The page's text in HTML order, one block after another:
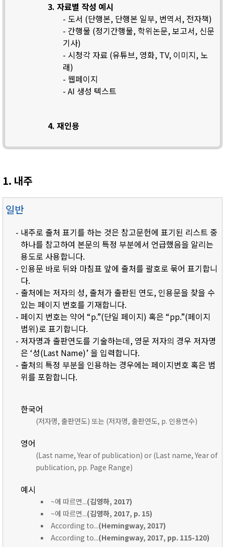
3. 자료별 작성 예시
- 도서 (단행본, 단행본 일부, 번역서, 전자책)
- 간행물 (정기간행물, 학위논문, 보고서, 신문
기사)
- 시청각 자료 (유튜브, 영화, TV, 이미지, 노
래)
- 웹페이지
- AI 생성 텍스트
4. 재인용
1. 내주
일반
- 내주로 출처 표기를 하는 것은 참고문헌에 표기된 리스트 중
하나를 참고하여 본문의 특정 부분에서 언급했음을 알리는
용도로 사용합니다.
- 인용문 바로 뒤와 마침표 앞에 출처를 괄호로 묶어 표기합니
다.
- 출처에는 저자의 성, 출처가 출판된 연도, 인용문을 찾을 수
있는 페이지 번호를 기재합니다.
- 페이지 번호는 약어 “p.”(단일 페이지) 혹은 “pp.”(페이지
범위)로 표기합니다.
- 저자명과 출판연도를 기술하는데, 영문 저자의 경우 저자명
은 ‘성(Last Name)’ 을 입력합니다.
- 출처의 특정 부분을 인용하는 경우에는 페이지번호 혹은 범
위를 포함합니다.
한국어
(저자명, 출판연도) 또는 (저자명, 출판연도, p. 인용면수)
영어
(Last name, Year of publication) or (Last name, Year of
publication, pp. Page Range)
예시
~에 따르면...(김영하, 2017)
~에 따르면...(김영하, 2017, p. 15)
According to...(Hemingway, 2017)
According to...(Hemingway, 2017, pp. 115-120)